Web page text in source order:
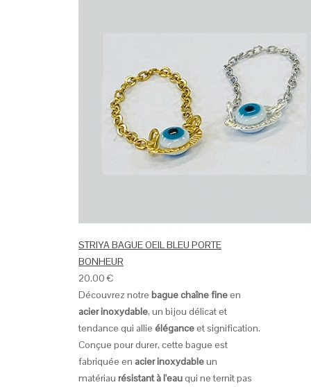
STRIYA BAGUE OEIL BLEU PORTE
BONHEUR
20.00€
Découvrez notre bague chaîne fineen
acier inoxydable, un bijou délicat et
tendance qui allie éléganceet signification.
Conçue pour durer, cette bague est
fabriquée en acier inoxydableun
matériau résistant à l'eauqui ne ternit pas